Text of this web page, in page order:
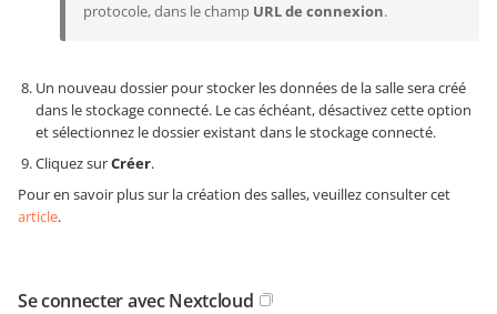
protocole, dans le champ URL de connexion.
Un nouveau dossier pour stocker les données de la salle sera créé
dans le stockage connecté. Le cas échéant, désactivez cette option
et sélectionnez le dossier existant dans le stockage connecté.
Cliquez surCréer.
Pour en savoir plus sur la création des salles, veuillez consulter cet
article.
Se connecter avec Nextcloud